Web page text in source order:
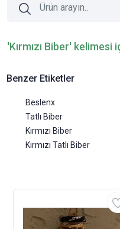
'Kırmızı Biber' kelimesi
Benzer Etiketler
Beslenx
Tatlı Biber
Kırmızı Biber
Kırmızı Tatlı Biber